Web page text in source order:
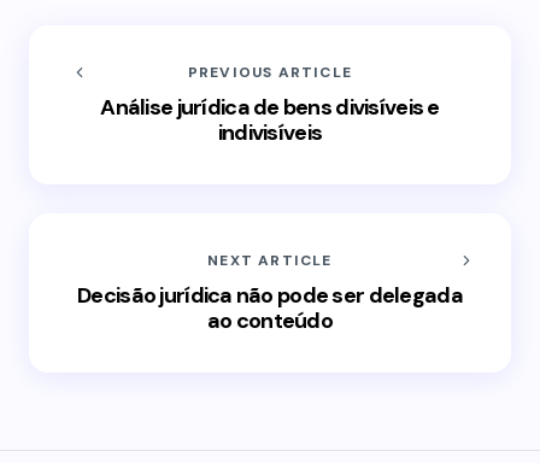
PREVIOUS ARTICLE
Análise jurídica de bens divisíveis e
indivisíveis
NEXT ARTICLE
Decisão jurídica não pode ser delegada
ao conteúdo